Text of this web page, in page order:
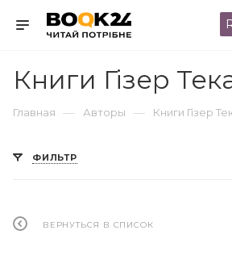
Книги Гізер
Главная — Авторы — Книги Гізер
ФИЛЬТР
ВЕРНУТЬСЯ В СПИСОК